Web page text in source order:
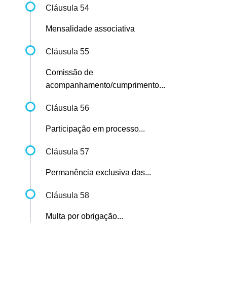
Cláusula 54
Mensalidade associativa
Cláusula 55
Comissão de
acompanhamento/cumprimento...
Cláusula 56
Participação em processo...
Cláusula 57
Permanência exclusiva das...
Cláusula 58
Multa por obrigação...